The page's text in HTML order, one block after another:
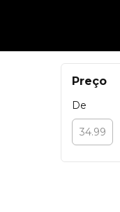
Preço
De